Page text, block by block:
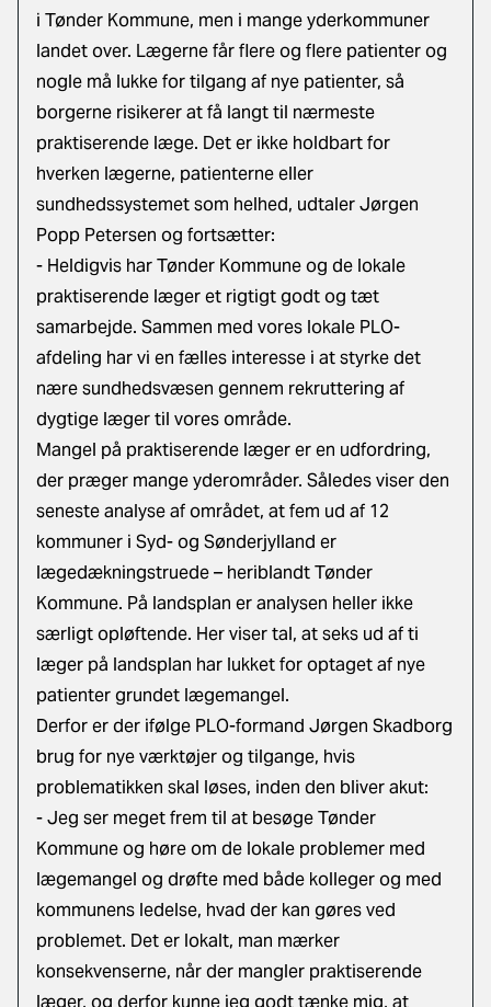
i Tønder Kommune, men i mange yderkommuner
landet over. Lægerne får flere og flere patienter og
nogle må lukke for tilgang af nye patienter, så
borgerne risikerer at få langt til nærmeste
praktiserende læge. Det er ikke holdbart for
hverken lægerne, patienterne eller
sundhedssystemet som helhed, udtaler Jørgen
Popp Petersen og fortsætter:
- Heldigvis har Tønder Kommune og de lokale
praktiserende læger et rigtigt godt og tæt
samarbejde. Sammen med vores lokale PLO-
afdeling har vi en fælles interesse i at styrke det
nære sundhedsvæsen gennem rekruttering af
dygtige læger til vores område.
Mangel på praktiserende læger er en udfordring,
der præger mange yderområder. Således viser den
seneste analyse af området, at fem ud af 12
kommuner i Syd- og Sønderjylland er
lægedækningstruede – heriblandt Tønder
Kommune. På landsplan er analysen heller ikke
særligt opløftende. Her viser tal, at seks ud af ti
læger på landsplan har lukket for optaget af nye
patienter grundet lægemangel.
Derfor er der ifølge PLO-formand Jørgen Skadborg
brug for nye værktøjer og tilgange, hvis
problematikken skal løses, inden den bliver akut:
- Jeg ser meget frem til at besøge Tønder
Kommune og høre om de lokale problemer med
lægemangel og drøfte med både kolleger og med
kommunens ledelse, hvad der kan gøres ved
problemet. Det er lokalt, man mærker
konsekvenserne, når der mangler praktiserende
læger, og derfor kunne jeg godt tænke mig, at